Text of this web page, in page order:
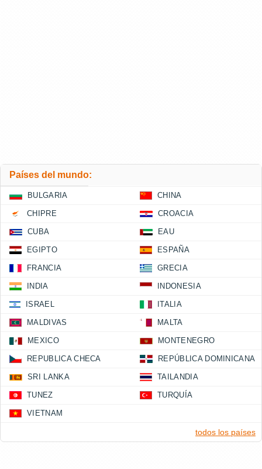
Países del mundo:
BULGARIA CHINA
CHIPRE CROACIA
CUBA EAU
EGIPTO ESPAÑA
FRANCIA GRECIA
INDIA INDONESIA
ISRAEL ITALIA
MALDIVAS MALTA
MEXICO MONTENEGRO
REPUBLICA CHECA REPÚBLICA DOMINICANA
SRI LANKA TAILANDIA
TUNEZ TURQUÍA
VIETNAM
todos los países